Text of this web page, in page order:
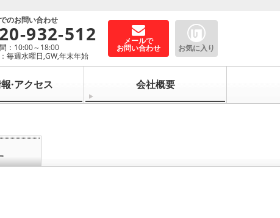
のお問い合わせ
932-512
：10:00～18:00
毎週水曜日,GW,年末年始
メールで
お問い合わせ お気に入り
·アクセス 会社概要